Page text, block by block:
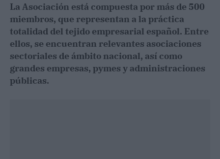
La Asociación está compuesta por más de 500
miembros, que representan a la práctica
totalidad del tejido empresarial español. Entre
ellos, se encuentran relevantes asociaciones
sectoriales de ámbito nacional, así como
grandes empresas, pymes y administraciones
públicas.